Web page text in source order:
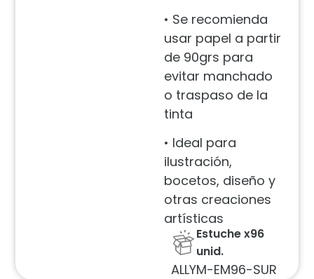
• Se recomienda
usar papel a partir
de 90grs para
evitar manchado
o traspaso de la
tinta
• Ideal para
ilustración,
bocetos, diseño y
otras creaciones
artísticas
Estuche x96
unid.
ALLYM-EM96-SUR